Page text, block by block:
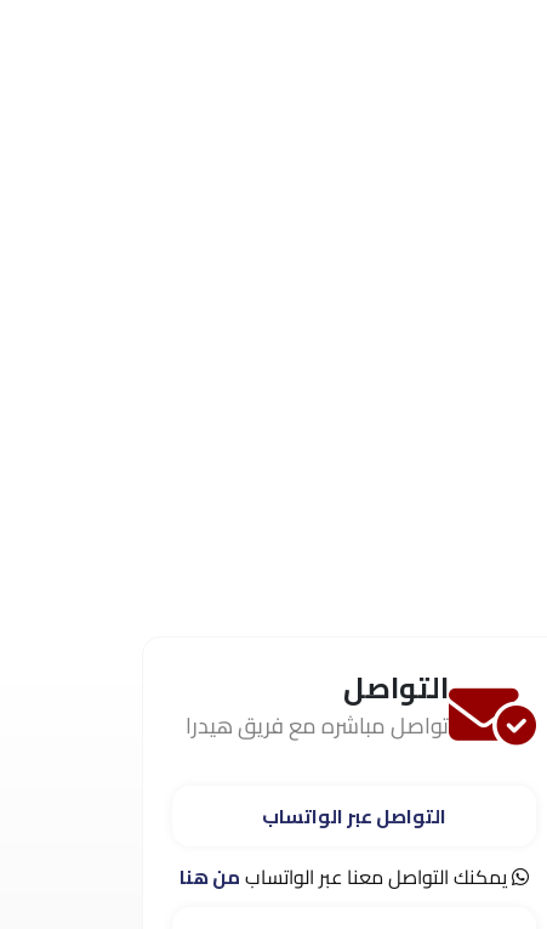
التواصل
تواصل مباشره مع فريق هيدرا
التواصل عبر الواتساب
يمكنك التواصل معنا عبر الواتسابمن هنا